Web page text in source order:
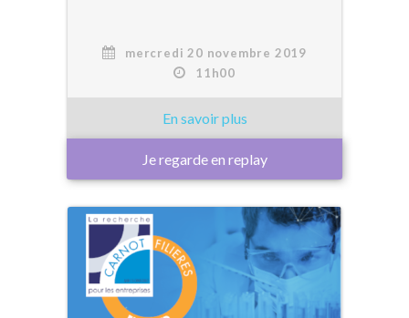
mercredi 20 novembre 2019
11h00
Je regarde en replay